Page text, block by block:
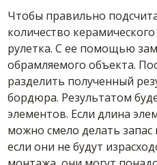
Чтобы правильно
количество
рулетка. С ее помощью
обрамляемого объекта.
разделить полученный
бордюра. Результатом
элементов. Если длина
можно смело делать
если они не будут